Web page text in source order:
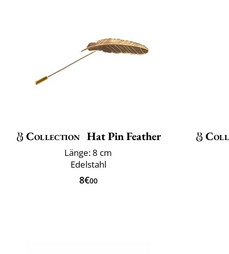
Collection Hat Pin Feather
Länge: 8 cm
Edelstahl
8€00